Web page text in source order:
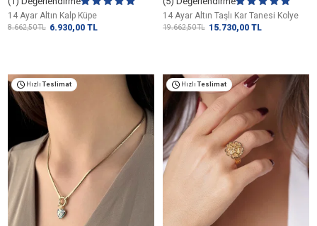
14 Ayar Altın Kalp Küpe
8.662,50TL 6.930,00 TL
14 Ayar Altın Taşlı Kar Tanesi Kolye
19.662,50TL 15.730,00 TL
Hızlı Teslimat Hızlı Teslimat